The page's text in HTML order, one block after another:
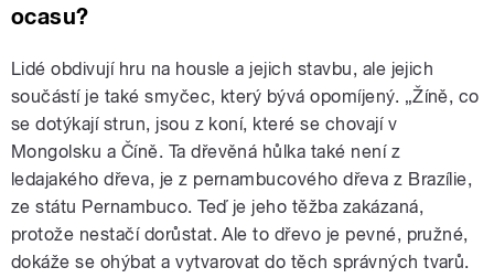
ocasu?
Lidé obdivují hru na housle a jejich stavbu, ale jejich
součástí je také smyčec, který bývá opomíjený. „Žíně, co
se dotýkají strun, jsou z koní, které se chovají v
Mongolsku a Číně. Ta dřevěná hůlka také není z
ledajakého dřeva, je z pernambucového dřeva z Brazílie,
ze státu Pernambuco. Teď je jeho těžba zakázaná,
protože nestačí dorůstat. Ale to dřevo je pevné, pružné,
dokáže se ohýbat a vytvarovat do těch správných tvarů.